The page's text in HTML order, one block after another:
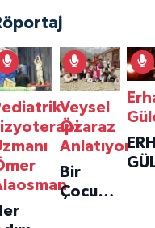
Veysel
Özaraz
Anlatıyor
Bir
Çocuğun